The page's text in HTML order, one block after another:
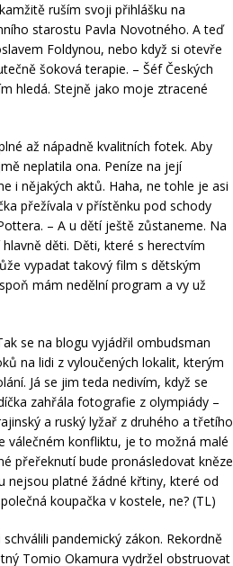
ruším svoji přihlášku na
starostu Pavla Novotného. A teď
Foldynou, nebo když si otevře
šoková terapie. – Šéf Českých
hledá. Stejně jako moje ztracené
až nápadně kvalitních fotek. Aby
neplatila ona. Peníze na její
i nějakých aktů. Haha, ne tohle je asi
přežívala v přístěnku pod schody
– A u dětí ještě zůstaneme. Na
děti. Děti, které s herectvím
vypadat takový film s dětským
mám nedělní program a vy už
se na blogu vyjádřil ombudsman
na lidi z vyloučených lokalit, kterým
Já se jim teda nedivím, když se
zahřála fotografie z olympiády –
a ruský lyžař z druhého a třetího
válečném konfliktu, je to možná malé
přeřeknutí bude pronásledovat kněze
nejsou platné žádné křtiny, které od
koupačka v kostele, ne? (TL)
pandemický zákon. Rekordně
Tomio Okamura vydržel obstruovat